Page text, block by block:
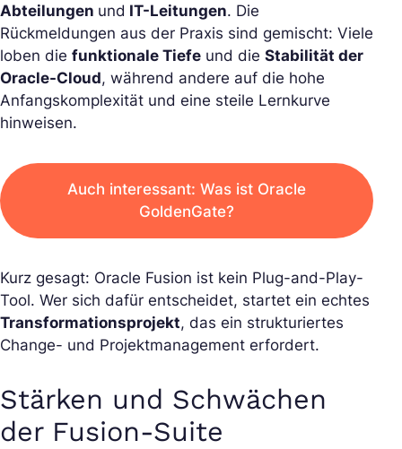
Abteilungen und IT-Leitungen. Die
Rückmeldungen aus der Praxis sind gemischt: Viele
loben die funktionale Tiefe und die Stabilität der
Oracle-Cloud, während andere auf die hohe
Anfangskomplexität und eine steile Lernkurve
hinweisen.
Auch interessant: Was ist Oracle
GoldenGate?
Kurz gesagt: Oracle Fusion ist kein Plug-and-Play-
Tool. Wer sich dafür entscheidet, startet ein echtes
Transformationsprojekt, das ein strukturiertes
Change- und Projektmanagement erfordert.
Stärken und Schwächen
der Fusion-Suite